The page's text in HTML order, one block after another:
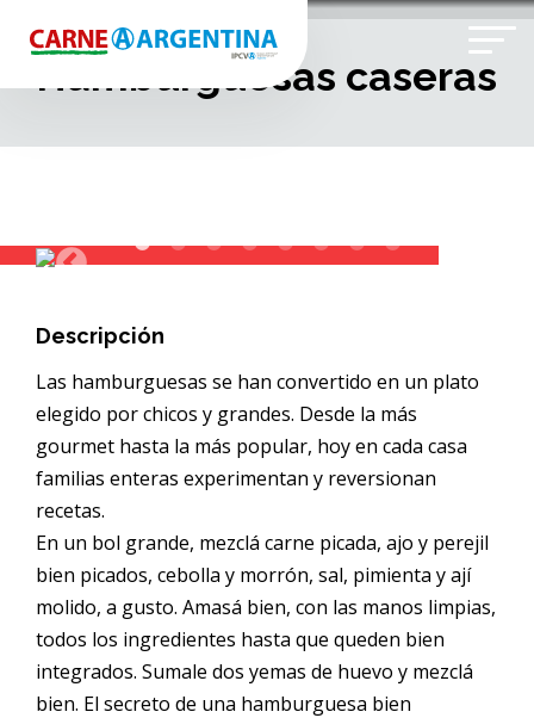
Hamburguesas caseras
Descripción
Las hamburguesas se han convertido en un plato
elegido por chicos y grandes. Desde la más
gourmet hasta la más popular, hoy en cada casa
familias enteras experimentan y reversionan
recetas.
En un bol grande, mezclá carne picada, ajo y perejil
bien picados, cebolla y morrón, sal, pimienta y ají
molido, a gusto. Amasá bien, con las manos limpias,
todos los ingredientes hasta que queden bien
integrados. Sumale dos yemas de huevo y mezclá
bien. El secreto de una hamburguesa bien